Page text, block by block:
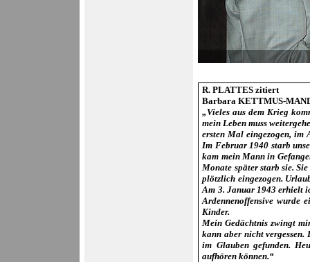
R. PLATTES zitiert
Barbara KETTMUS-
„Vieles aus dem Krieg
mein Leben muss
ersten Mal eingezogen, im
Im Februar 1940 starb
kam mein Mann in
Monate später starb sie.
plötzlich eingezogen.
Am 3. Januar 1943 erhielt
Ardennenoffensive wurde
Kinder.
Mein Gedächtnis zwingt
kann aber nicht
im Glauben gefunden.
aufhören können.“